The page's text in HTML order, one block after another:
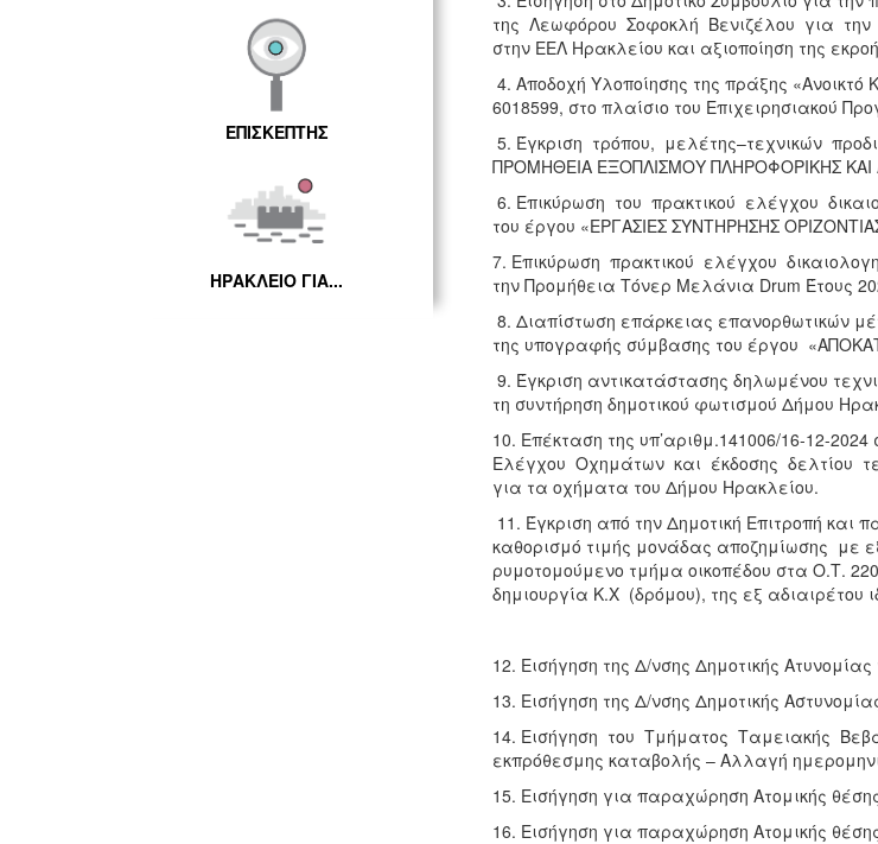
ΕΠΙΣΚΕΠΤΗΣ
ΗΡΑΚΛΕΙΟ ΓΙΑ...
της Λεωφόρου Σοφοκλή Βενιζέλου για την
στην ΕΕΛ Ηρακλείου και αξιοποίηση της
4. Αποδοχή Υλοποίησης της πράξης
6018599, στο πλαίσιο του Επιχειρησιακού
5. Έγκριση τρόπου, μελέτης–τεχνικών
ΠΡΟΜΗΘΕΙΑ ΕΞΟΠΛΙΣΜΟΥ ΠΛΗΡΟΦΟΡΙΚΗΣ ΚΑΙ
6. Επικύρωση του πρακτικού ελέγχου
του έργου «ΕΡΓΑΣΙΕΣ ΣΥΝΤΗΡΗΣΗΣ
7. Επικύρωση πρακτικού ελέγχου
την Προμήθεια Τόνερ Μελάνια Drum Έτους
8. Διαπίστωση επάρκειας επανορθωτικών
της υπογραφής σύμβασης του έργου
9. Έγκριση αντικατάστασης δηλωμένου
τη συντήρηση δημοτικού φωτισμού Δήμου
10. Επέκταση της υπ’αριθμ.141006/16-12-
Ελέγχου Οχημάτων και έκδοσης δελτίου
για τα οχήματα του Δήμου Ηρακλείου.
11. Έγκριση από την Δημοτική Επιτροπή
καθορισμό τιμής μονάδας αποζημίωσης με
ρυμοτομούμενο τμήμα οικοπέδου στα Ο.Τ.
δημιουργία Κ.X (δρόμου), της εξ αδιαιρέτου
12. Εισήγηση της Δ/νσης Δημοτικής
13. Εισήγηση της Δ/νσης Δημοτικής
14. Εισήγηση του Τμήματος Ταμειακής
εκπρόθεσμης καταβολής – Αλλαγή
15. Εισήγηση για παραχώρηση Ατομικής
16. Εισήγηση για παραχώρηση Ατομικής